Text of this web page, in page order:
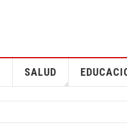
SALUD